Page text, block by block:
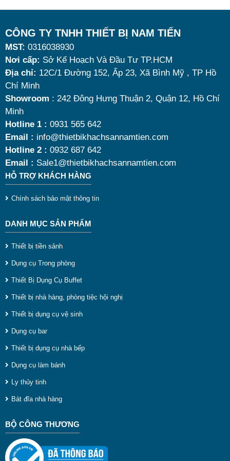
Tuy nhiên, giữa hàng loạt mẫu mã trên thị trường,
đâu là loại phù hợp nhất? Nên chọn nồi hâm buffet
dùng điện hay dùng cồn? Cùng tìm hiểu những tiêu
chí quan trọng giúp bạn chọn được mẫu
nóng thức ăn 9 lítchất lượng, bền đẹp và tối ưu chi
phí nhất hiện nay.
CÔNG TY TNHH THIẾT BỊ NAM TIẾN
MST: 0316038930
Nơi cấp: Sở Kế Hoạch Và Đầu Tư TP.HCM
Địa chỉ: 12C/1 Đường 152, Ấp 23, Xã Bình Mỹ , TP Hồ
Chí Minh
Showroom : 242 Đông Hưng Thuận 2, Quận 12, Hồ Chí
Minh
Hotline 1 : 0931 565 642
Email : info@thietbikhachsannamtien.com
Hotline 2 : 0932 687 642
Email : Sale1@thietbikhachsannamtien.com
HỖ TRỢ KHÁCH HÀNG
Chính sách bảo mật thông tin
DANH MỤC SẢN PHẨM
Thiết bị tiền sảnh
Dụng cụ Trong phòng
Thiết Bị Dụng Cụ Buffet
Thiết bị nhà hàng, phòng tiệc hội nghị
Thiết bị dụng cụ vệ sinh
Dụng cụ bar
Thiết bị dụng cụ nhà bếp
Dụng cụ làm bánh
Ly thủy tinh
Bát đĩa nhà hàng
BỘ CÔNG THƯƠNG